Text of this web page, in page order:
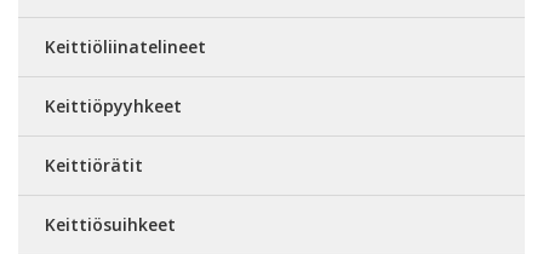
Keittiöliinatelineet
Keittiöpyyhkeet
Keittiörätit
Keittiösuihkeet